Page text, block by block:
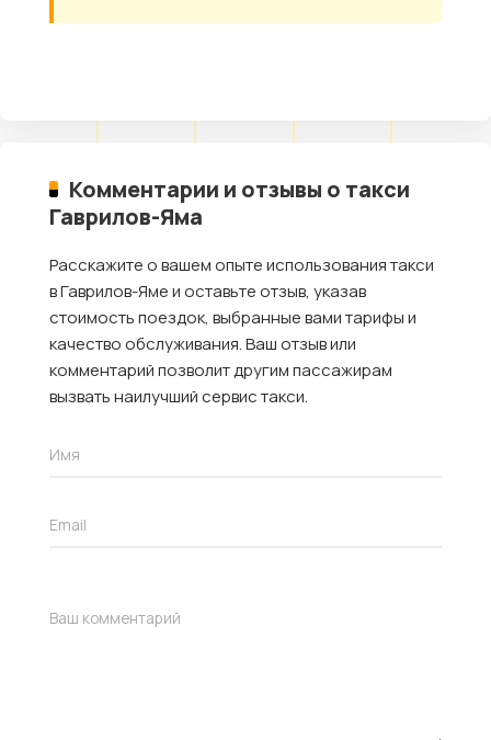
Комментарии и отзывы о такси
Гаврилов-Яма
Расскажите о вашем опыте использования такси
в Гаврилов-Яме и оставьте отзыв, указав
стоимость поездок, выбранные вами тарифы и
качество обслуживания. Ваш отзыв или
комментарий позволит другим пассажирам
вызвать наилучший сервис такси.